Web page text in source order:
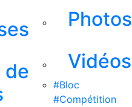
de
Photos
Vidéos
#Bloc
#Compétition